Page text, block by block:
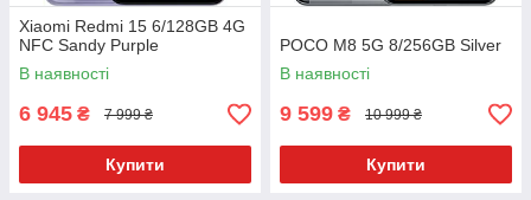
Xiaomi Redmi 15 6/128GB 4G
NFC Sandy Purple
В наявності
6 945 ₴ 7 999 ₴
Купити
POCO M8 5G 8/256GB Silver
В наявності
9 599 ₴ 10 999 ₴
Купити